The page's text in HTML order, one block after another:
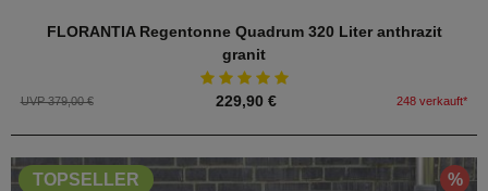
FLORANTIA Regentonne Quadrum 320 Liter anthrazit
granit
UVP 379,00 € 229,90 € 248 verkauft*
TOPSELLER %